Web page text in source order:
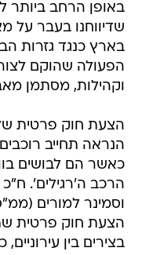
באופן הרחב ביותר
שדיווחנו בעבר על
בארץ כנגד גזרות
הפעולה שהוקם
וקהילות, מסתמן
הצעת חוק פרטית
הנראה תחייב
כאשר הם לבושים
הרכב ה'רגילים'. ח"כ
וסמינר למורים
הצעת חוק פרטית
בצירים בין